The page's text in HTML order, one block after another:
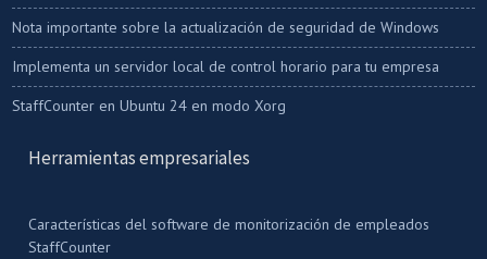
Nota importante sobre la actualización de seguridad de Windows
Implementa un servidor local de control horario para tu empresa
StaffCounter en Ubuntu 24 en modo Xorg
Herramientas empresariales
Características del software de monitorización de empleados
StaffCounter